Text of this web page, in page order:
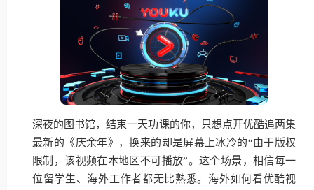
深夜的图书馆，结束一天功课的你，只想点开优酷追两集
最新的《庆余年》，换来的却是屏幕上冰冷的“由于版权
限制，该视频在本地区不可播放”。这个场景，相信每一
位留学生、海外工作者都无比熟悉。海外如何看优酷视